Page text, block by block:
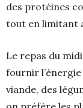
des protéines
tout en limitant
Le repas du
fournir l’énergie
viande, des